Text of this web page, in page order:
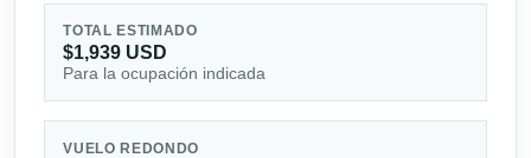
TOTAL ESTIMADO
$1,939 USD
Para la ocupación indicada
VUELO REDONDO